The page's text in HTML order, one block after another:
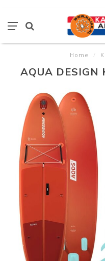
Home /
AQUA DESIGN